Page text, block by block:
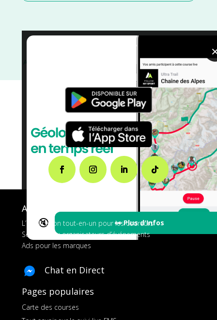
🔇 👀 Plus d'Infos
Alpes
Distance Faible/
courses
A propos de FMS
L’application tout-en-un pour les coureurs
Services aux organisateurs d’événements
Ads pour les marques
Chat en Direct
Pages populaires
Carte des courses